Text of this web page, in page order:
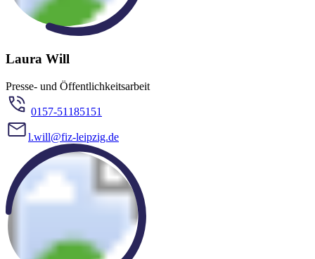
Laura Will
Presse- und Öffentlichkeitsarbeit
0157-51185151
l.will@fiz-leipzig.de